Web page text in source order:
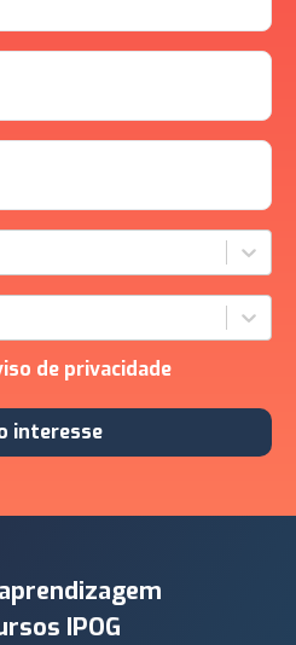
de privacidade
interesse
IPOG